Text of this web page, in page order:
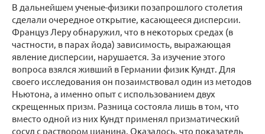
В дальнейшем ученые-физики позапрошлого столетия
сделали очередное открытие, касающееся дисперсии.
Француз Леру обнаружил, что в некоторых средах (в
частности, в парах йода) зависимость, выражающая
явление дисперсии, нарушается. За изучение этого
вопроса взялся живший в Германии физик Кундт. Для
своего исследования он позаимствовал один из методов
Ньютона, а именно опыт с использованием двух
скрещенных призм. Разница состояла лишь в том, что
вместо одной из них Кундт применял призматический
сосуд с раствором цианина. Оказалось, что показатель